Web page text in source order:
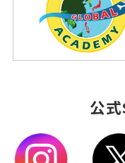
公式